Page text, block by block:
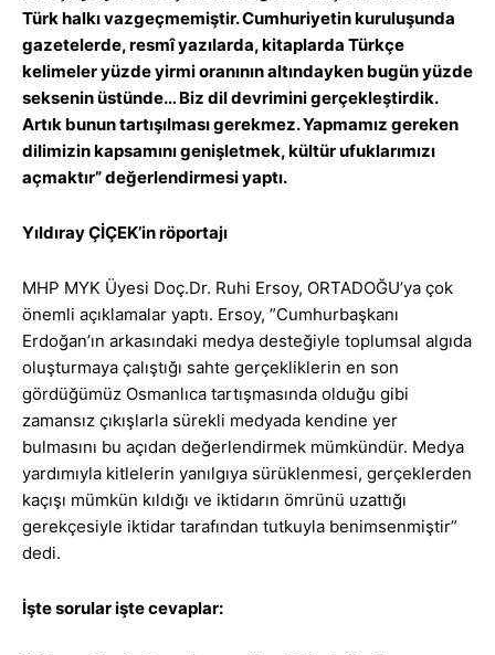
Türk halkı vazgeçmemiştir. Cumhuriyetin kuruluşunda
gazetelerde, resmî yazılarda, kitaplarda Türkçe
kelimeler yüzde yirmi oranının altındayken bugün yüzde
seksenin üstünde… Biz dil devrimini gerçekleştirdik.
Artık bunun tartışılması gerekmez. Yapmamız gereken
dilimizin kapsamını genişletmek, kültür ufuklarımızı
açmaktır” değerlendirmesi yaptı.
Yıldıray ÇİÇEK’in röportajı
MHP MYK Üyesi Doç.Dr. Ruhi Ersoy, ORTADOĞU’ya çok
önemli açıklamalar yaptı. Ersoy, ”Cumhurbaşkanı
Erdoğan’ın arkasındaki medya desteğiyle toplumsal algıda
oluşturmaya çalıştığı sahte gerçekliklerin en son
gördüğümüz Osmanlıca tartışmasında olduğu gibi
zamansız çıkışlarla sürekli medyada kendine yer
bulmasını bu açıdan değerlendirmek mümkündür. Medya
yardımıyla kitlelerin yanılgıya sürüklenmesi, gerçeklerden
kaçışı mümkün kıldığı ve iktidarın ömrünü uzattığı
gerekçesiyle iktidar tarafından tutkuyla benimsenmiştir”
dedi.
İşte sorular işte cevaplar: